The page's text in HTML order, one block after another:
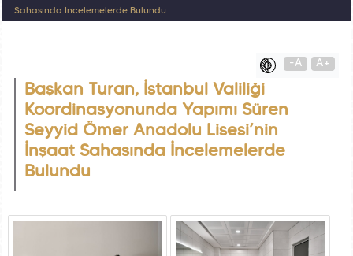
Sahasında İncelemelerde Bulundu
-A A+
Başkan Turan, İstanbul Valiliği
Koordinasyonunda Yapımı Süren
Seyyid Ömer Anadolu Lisesi’nin
İnşaat Sahasında İncelemelerde
Bulundu